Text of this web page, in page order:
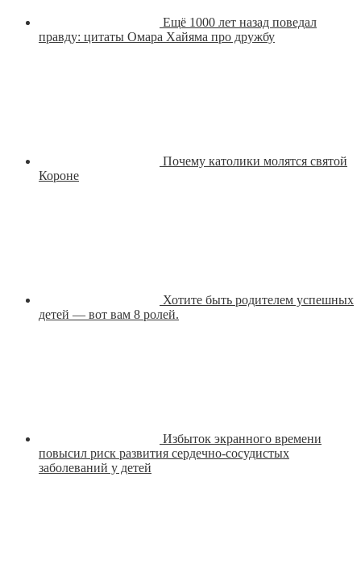
Ещё 1000 лет назад поведал
правду: цитаты Омара Хайяма про дружбу
Почему католики молятся святой
Короне
Хотите быть родителем успешных
детей — вот вам 8 ролей.
Избыток экранного времени
повысил риск развития сердечно-сосудистых
заболеваний у детей